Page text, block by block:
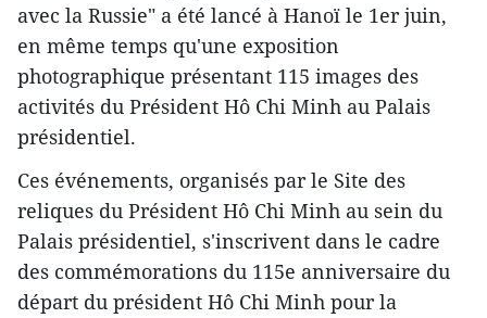
avec la Russie" a été lancé à Hanoï le 1er juin,
en même temps qu'une exposition
photographique présentant 115 images des
activités du Président Hô Chi Minh au Palais
présidentiel.
Ces événements, organisés par le Site des
reliques du Président Hô Chi Minh au sein du
Palais présidentiel, s'inscrivent dans le cadre
des commémorations du 115e anniversaire du
départ du président Hô Chi Minh pour la